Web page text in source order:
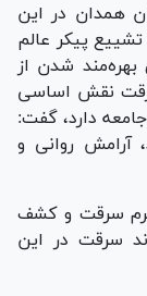
همدان در این
پیکر عالم
شدن از
نقش اساسی
دارد، گفت:
آرامش روانی و
سرقت و کشف
سرقت در این